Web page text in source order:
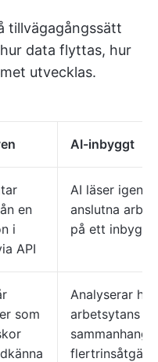
tillvägagångssätt
data flyttas, hur
utvecklas.
AI-inbyggt
en
i
API
AI läser
anslutna
på ett
som
Analyserar
arbetsytans
sammanhang